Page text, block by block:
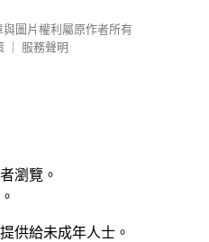
與圖片權利屬原作者所有
服務聲明
瀏覽。
供給未成年人士。